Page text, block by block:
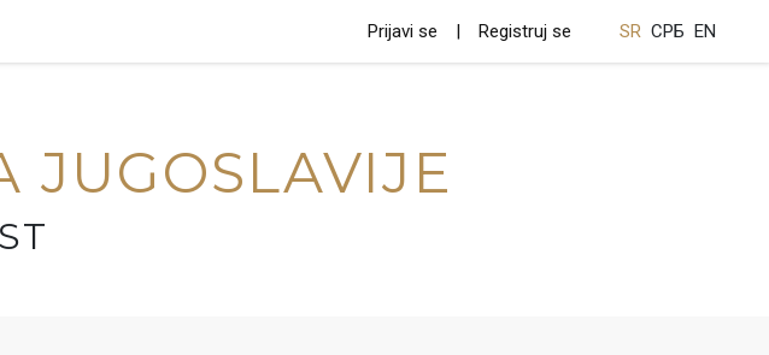
Prijavi se Registruj se SR СРБ EN
JUGOSLAVIJE